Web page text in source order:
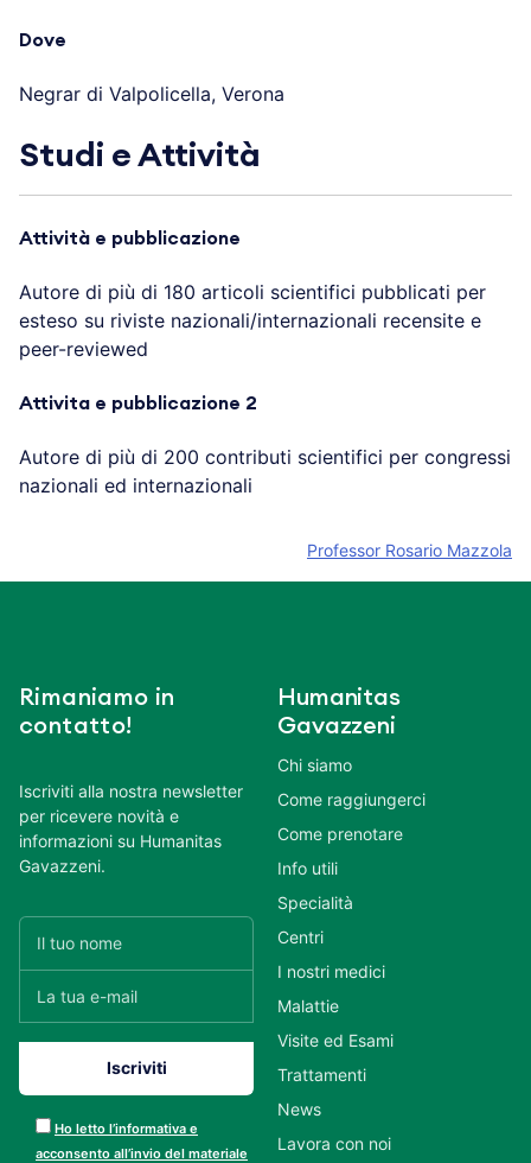
Dove
Negrar di Valpolicella, Verona
Studi e Attività
Attività e pubblicazione
Autore di più di 180 articoli scientifici pubblicati per
esteso su riviste nazionali/internazionali recensite e
peer-reviewed
Attivita e pubblicazione 2
Autore di più di 200 contributi scientifici per congressi
nazionali ed internazionali
Professor Rosario Mazzola
Rimaniamo in
contatto!
Iscriviti alla nostra newsletter
per ricevere novità e
informazioni su Humanitas
Gavazzeni.
Ho letto l’informativa e
acconsento all’invio del materiale
Humanitas
Gavazzeni
Chi siamo
Come raggiungerci
Come prenotare
Info utili
Specialità
Centri
I nostri medici
Malattie
Visite ed Esami
Trattamenti
News
Lavora con noi